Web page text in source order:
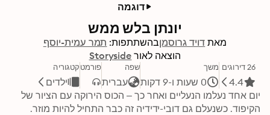
דוגמה
יונתן בלש ממש
מאת דויד גרוסמןבהשתתפות: תמר עמית-יוסף
הוצאה לאור Storyside
26 דירוגים
4.4
משך
0 שעות ו-9 דקות
שפה
עברית
פורמטקטגוריה
ילדים
יום אחד נעלמו הנעליים ואחר כך – הכוס הירוקה עם הציור של